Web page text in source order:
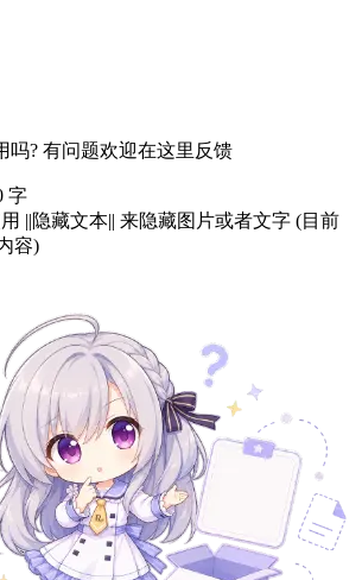
吗? 有问题欢迎在这里反馈
字
||隐藏文本|| 来隐藏图片或者文字 (目前
容)